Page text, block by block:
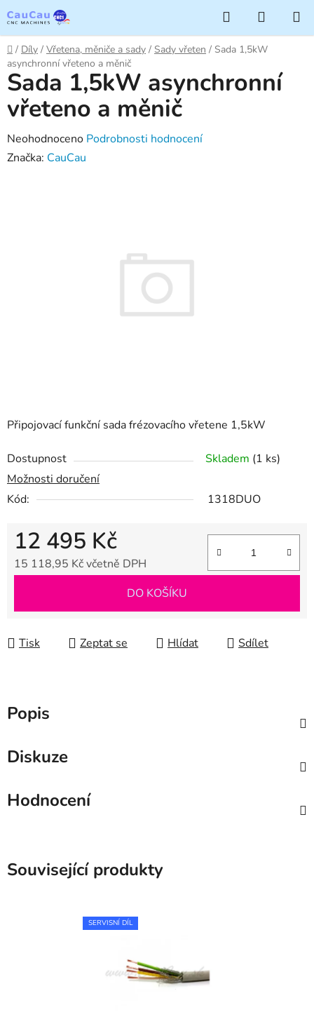
na
obsah
Hledat
KOŠÍK
Domů
/ Díly / Vřetena, měniče a sady / Sady vřeten / Sada 1,5kW
asynchronní vřeteno a měnič
Připojovací funkční sada frézovacího vřetene 1,5kW
Dostupnost Skladem (1 ks)
Možnosti doručení
Kód:
1318DUO
12 495 Kč
15 118,95 Kč včetně DPH
DO KOŠÍKU
Tisk Zeptat se Hlídat Sdílet
Sada 1,5kW asynchronní
vřeteno a měnič
Průměrné
hodnocení
Neohodnoceno Podrobnosti hodnocení
Značka: CauCau
Popis
Diskuze
Hodnocení
Související produkty
SERVISNÍ DÍL